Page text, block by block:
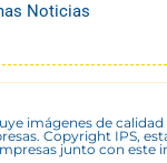
Noticias
imágenes de
Copyright IPS,
junto con este